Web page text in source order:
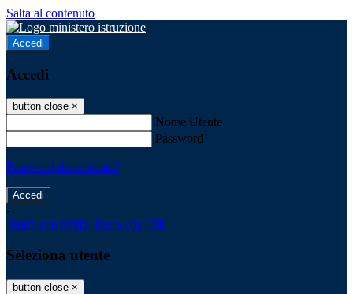
Salta al contenuto
Accedi
Accedi
button close ×
Nome Utente
Password
Password dimenticata?
-
Entra con SPID Entra con CIE
Seleziona utente
button close ×